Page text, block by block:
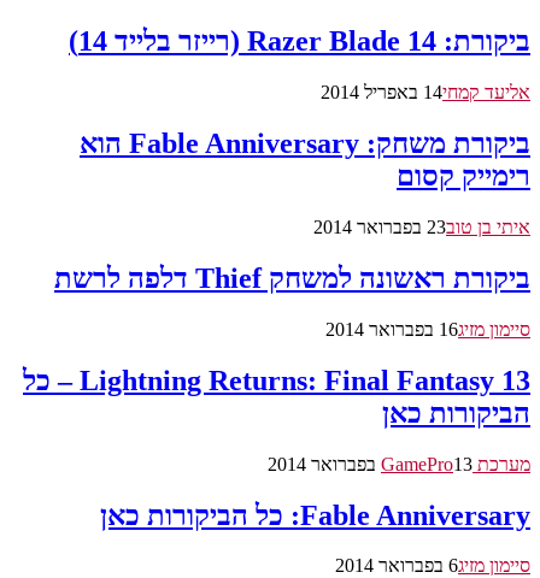
ביקורת: Razer Blade 14 (רייזר בלייד 14)
אליעד קמחי14 באפריל 2014
ביקורת משחק: Fable Anniversary הוא
רימייק קסום
איתי בן טוב23 בפברואר 2014
ביקורת ראשונה למשחק Thief דלפה לרשת
סיימון מזיג16 בפברואר 2014
Lightning Returns: Final Fantasy 13 – כל
הביקורות כאן
מערכת GamePro 13 בפברואר 2014
Fable Anniversary: כל הביקורות כאן
סיימון מזיג6 בפברואר 2014